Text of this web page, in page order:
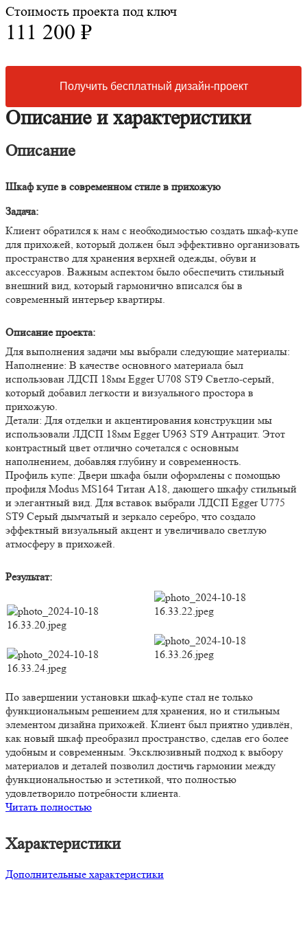
Стоимость проекта под ключ
111 200 ₽
Получить бесплатный дизайн-проект
Описание и характеристики
Описание
Шкаф купе в современном стиле в прихожую
Задача:
Клиент обратился к нам с необходимостью создать шкаф-купе
для прихожей, который должен был эффективно организовать
пространство для хранения верхней одежды, обуви и
аксессуаров. Важным аспектом было обеспечить стильный
внешний вид, который гармонично вписался бы в
современный интерьер квартиры.
Описание проекта:
Для выполнения задачи мы выбрали следующие материалы:
Наполнение: В качестве основного материала был
использован ЛДСП 18мм Egger U708 ST9 Светло-серый,
который добавил легкости и визуального простора в
прихожую.
Детали: Для отделки и акцентирования конструкции мы
использовали ЛДСП 18мм Egger U963 ST9 Антрацит. Этот
контрастный цвет отлично сочетался с основным
наполнением, добавляя глубину и современность.
Профиль купе: Двери шкафа были оформлены с помощью
профиля Modus MS164 Титан А18, дающего шкафу стильный
и элегантный вид. Для вставок выбрали ЛДСП Egger U775
ST9 Серый дымчатый и зеркало серебро, что создало
эффектный визуальный акцент и увеличивало светлую
атмосферу в прихожей.
Результат:
По завершении установки шкаф-купе стал не только
функциональным решением для хранения, но и стильным
элементом дизайна прихожей. Клиент был приятно удивлён,
как новый шкаф преобразил пространство, сделав его более
удобным и современным. Эксклюзивный подход к выбору
материалов и деталей позволил достичь гармонии между
функциональностью и эстетикой, что полностью
удовлетворило потребности клиента.
Читать полностью
Характеристики
Дополнительные характеристики